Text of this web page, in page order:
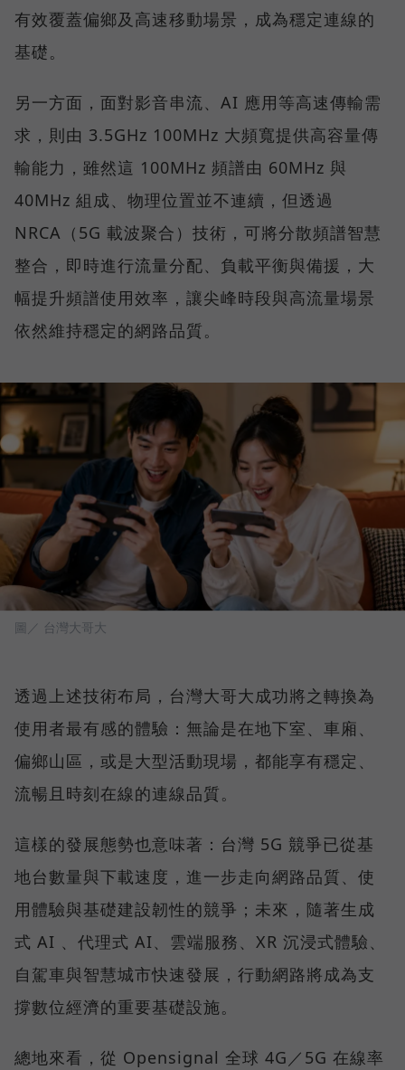
有效覆蓋偏鄉及高速移動場景，成為穩定連線的
基礎。
另一方面，面對影音串流、AI 應用等高速傳輸需
求，則由 3.5GHz 100MHz 大頻寬提供高容量傳
輸能力，雖然這 100MHz 頻譜由 60MHz 與
40MHz 組成、物理位置並不連續，但透過
NRCA（5G 載波聚合）技術，可將分散頻譜智慧
整合，即時進行流量分配、負載平衡與備援，大
幅提升頻譜使用效率，讓尖峰時段與高流量場景
依然維持穩定的網路品質。
圖／ 台灣大哥大
透過上述技術布局，台灣大哥大成功將之轉換為
使用者最有感的體驗：無論是在地下室、車廂、
偏鄉山區，或是大型活動現場，都能享有穩定、
流暢且時刻在線的連線品質。
這樣的發展態勢也意味著：台灣 5G 競爭已從基
地台數量與下載速度，進一步走向網路品質、使
用體驗與基礎建設韌性的競爭；未來，隨著生成
式 AI 、代理式 AI、雲端服務、XR 沉浸式體驗、
自駕車與智慧城市快速發展，行動網路將成為支
撐數位經濟的重要基礎設施。
總地來看，從 Opensignal 全球 4G／5G 在線率